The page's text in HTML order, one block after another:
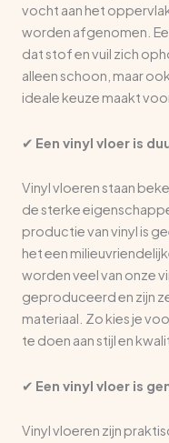
vocht aan het
worden afgenomen.
dat stof en vuil zich
alleen schoon, maar
ideale keuze maakt
✔ Een vinyl vloer is
Vinyl vloeren staan
de sterke
productie van vinyl is
het een
worden veel van onze
geproduceerd en zijn
materiaal. Zo kies je
te doen aan stijl en
✔ Een vinyl vloer is
Vinyl vloeren zijn